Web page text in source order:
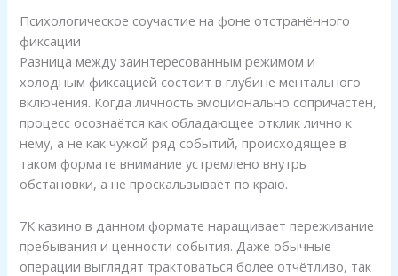
Психологическое соучастие на фоне отстранённого
фиксации
Разница между заинтересованным режимом и
холодным фиксацией состоит в глубине ментального
включения. Когда личность эмоционально сопричастен,
процесс осознаётся как обладающее отклик лично к
нему, а не как чужой ряд событий, происходящее в
таком формате внимание устремлено внутрь
обстановки, а не проскальзывает по краю.
7К казино в данном формате наращивает переживание
пребывания и ценности события. Даже обычные
операции выглядят трактоваться более отчётливо, так